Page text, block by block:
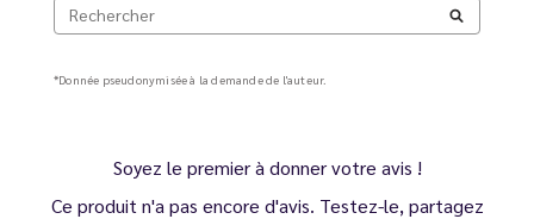
*Donnée pseudonymisée à la demande de l'auteur.
Soyez le premier à donner votre avis !
Ce produit n'a pas encore d'avis. Testez-le, partagez